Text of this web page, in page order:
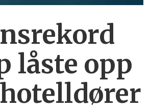
låste opp